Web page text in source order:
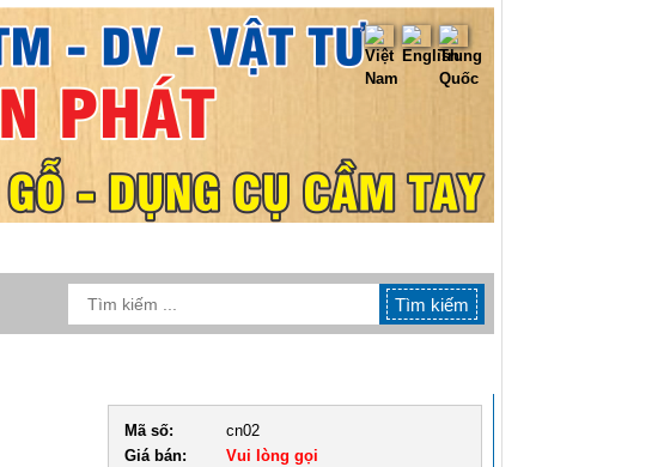
Mã số:
cn02
Giá bán:
Vui lòng gọi